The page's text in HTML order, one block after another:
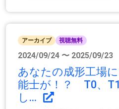
アーカイブ 視聴無料
2024/09/24 〜 2025/09/23
あなたの成形工場
能士が！？ T0、
し...